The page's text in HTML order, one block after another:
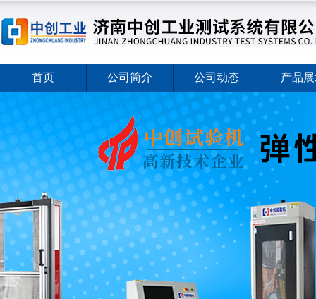
首页 公司简介 公司动态 产品